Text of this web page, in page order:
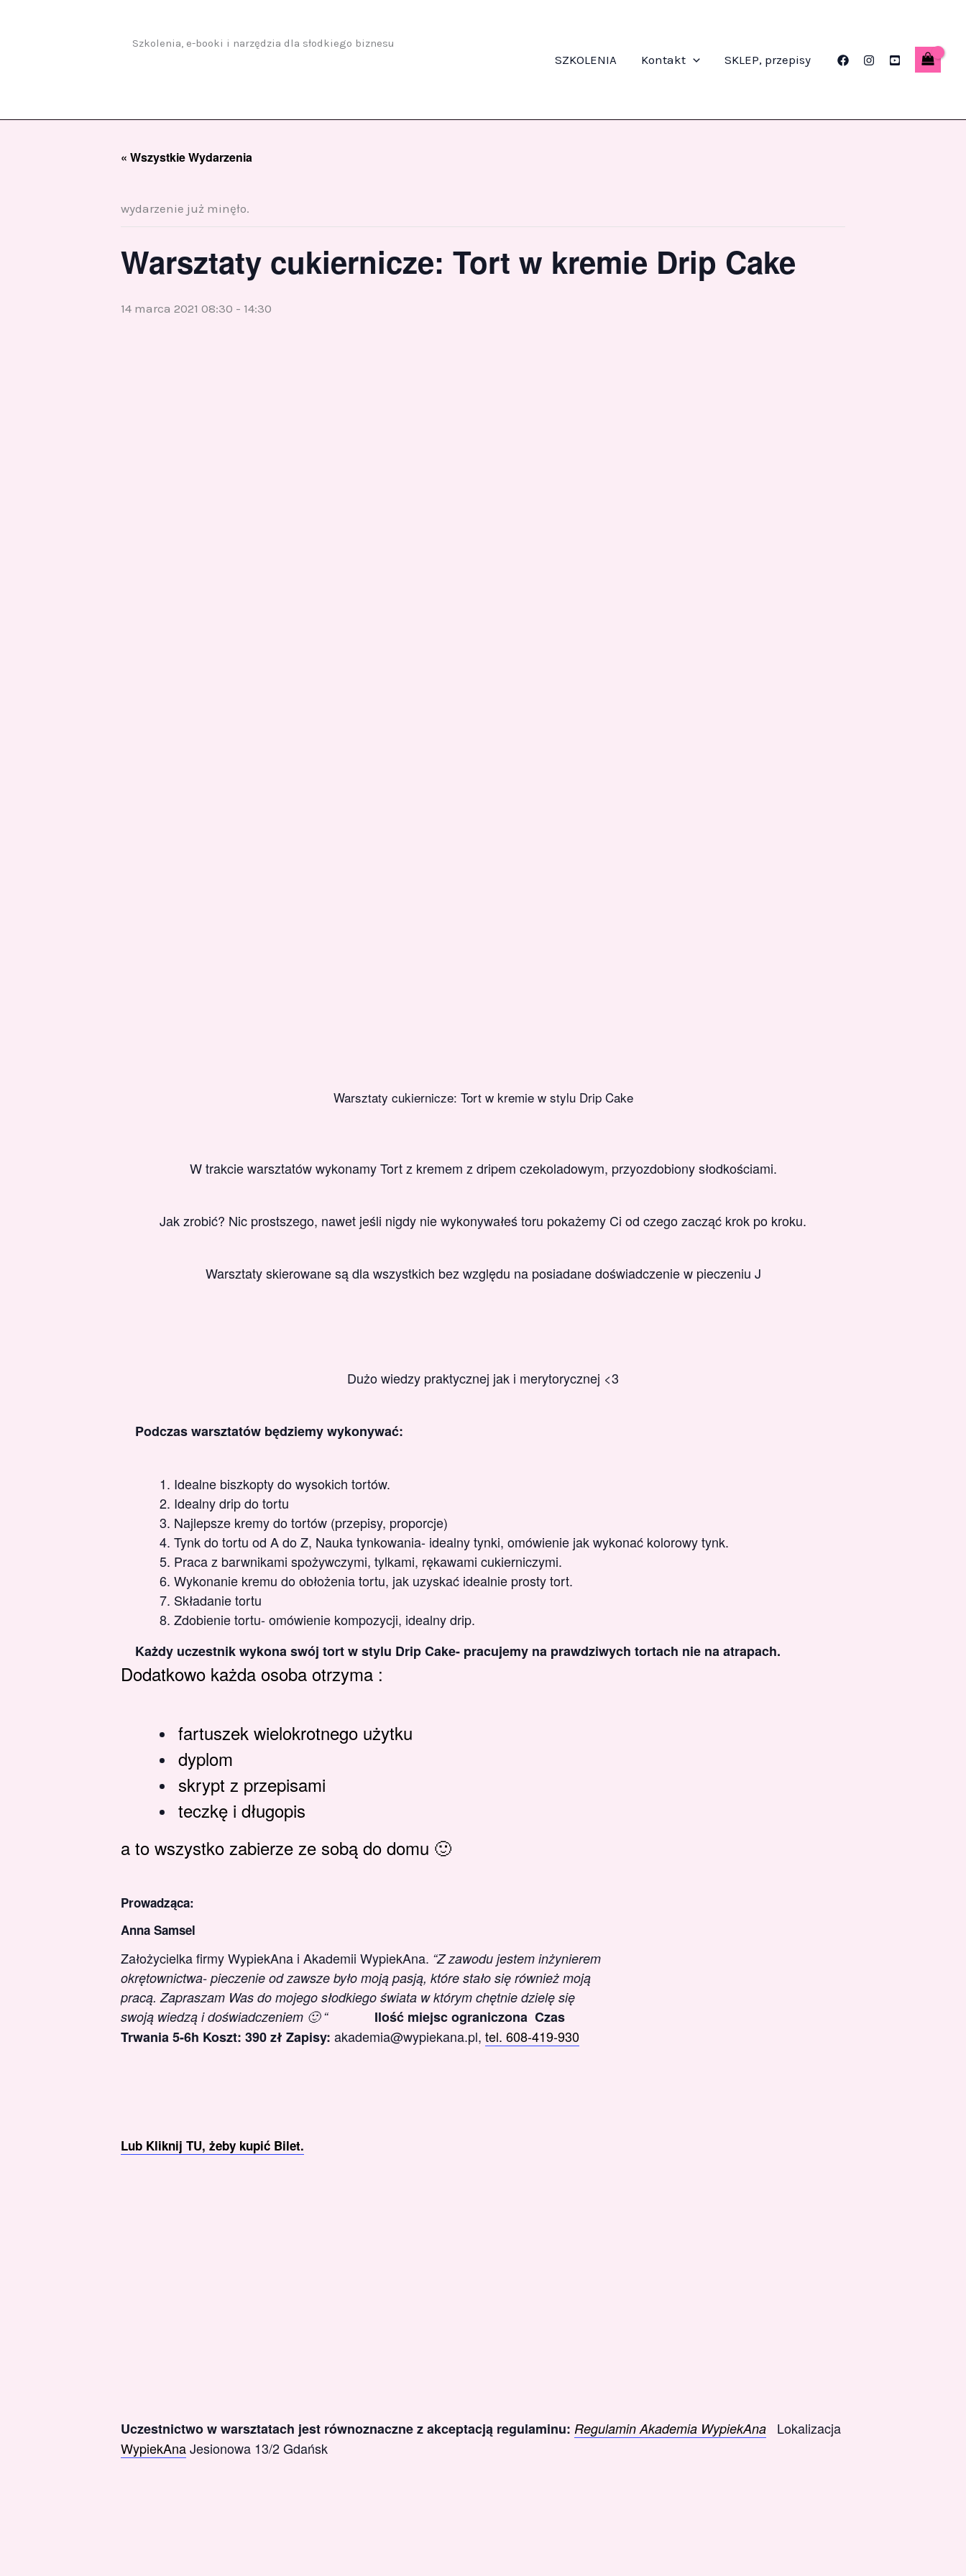
Szkolenia, e-booki i narzędzia dla słodkiego biznesu
SZKOLENIA Kontakt SKLEP, przepisy
« Wszystkie Wydarzenia
wydarzenie już minęło.
Warsztaty cukiernicze: Tort w kremie Drip Cake
14 marca 2021 08:30 - 14:30
Warsztaty cukiernicze: Tort w kremie w stylu Drip Cake
W trakcie warsztatów wykonamy Tort z kremem z dripem czekoladowym, przyozdobiony słodkościami.
Jak zrobić? Nic prostszego, nawet jeśli nigdy nie wykonywałeś toru pokażemy Ci od czego zacząć krok po kroku.
Warsztaty skierowane są dla wszystkich bez względu na posiadane doświadczenie w pieczeniu J
Dużo wiedzy praktycznej jak i merytorycznej <3
Podczas warsztatów będziemy wykonywać:
Idealne biszkopty do wysokich tortów.
Idealny drip do tortu
Najlepsze kremy do tortów (przepisy, proporcje)
Tynk do tortu od A do Z, Nauka tynkowania- idealny tynki, omówienie jak wykonać kolorowy tynk.
Praca z barwnikami spożywczymi, tylkami, rękawami cukierniczymi.
Wykonanie kremu do obłożenia tortu, jak uzyskać idealnie prosty tort.
Składanie tortu
Zdobienie tortu- omówienie kompozycji, idealny drip.
Każdy uczestnik wykona swój tort w stylu Drip Cake- pracujemy na prawdziwych tortach nie na atrapach.
Dodatkowo każda osoba otrzyma :
fartuszek wielokrotnego użytku
dyplom
skrypt z przepisami
teczkę i długopis
a to wszystko zabierze ze sobą do domu 🙂
Prowadząca:
Anna Samsel
Założycielka firmy WypiekAna i Akademii WypiekAna. “Z zawodu jestem inżynierem
okrętownictwa- pieczenie od zawsze było moją pasją, które stało się również moją
pracą. Zapraszam Was do mojego słodkiego świata w którym chętnie dzielę się
swoją wiedzą i doświadczeniem 🙂 “
Ilość miejsc ograniczona Czas
Trwania 5-6h Koszt: 390 zł Zapisy: akademia@wypiekana.pl, tel. 608-419-930
Lub Kliknij TU, żeby kupić Bilet.
Uczestnictwo w warsztatach jest równoznaczne z akceptacją regulaminu: Regulamin Akademia WypiekAna Lokalizacja
WypiekAnaJesionowa 13/2 Gdańsk